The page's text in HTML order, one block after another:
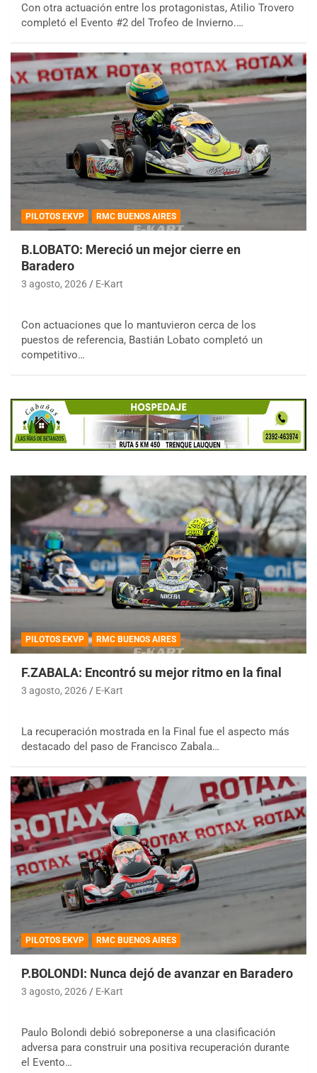
Con otra actuación entre los protagonistas, Atilio Trovero
completó el Evento #2 del Trofeo de Invierno.…
PILOTOS EKVP RMC BUENOS AIRES
B.LOBATO: Mereció un mejor cierre en
Baradero
3 agosto, 2026 E-Kart
Con actuaciones que lo mantuvieron cerca de los
puestos de referencia, Bastián Lobato completó un
competitivo…
PILOTOS EKVP RMC BUENOS AIRES
F.ZABALA: Encontró su mejor ritmo en la final
3 agosto, 2026 E-Kart
La recuperación mostrada en la Final fue el aspecto más
destacado del paso de Francisco Zabala…
PILOTOS EKVP RMC BUENOS AIRES
P.BOLONDI: Nunca dejó de avanzar en Baradero
3 agosto, 2026 E-Kart
Paulo Bolondi debió sobreponerse a una clasificación
adversa para construir una positiva recuperación durante
el Evento…
COBERTURA ESPECIAL DE E-KART.COM.AR